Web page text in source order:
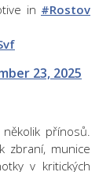
in #Rostov
23, 2025
přínosů.
zbraní, munice
v kritických